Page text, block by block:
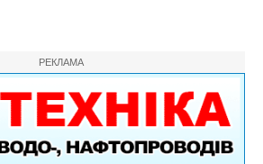
РЕКЛАМА